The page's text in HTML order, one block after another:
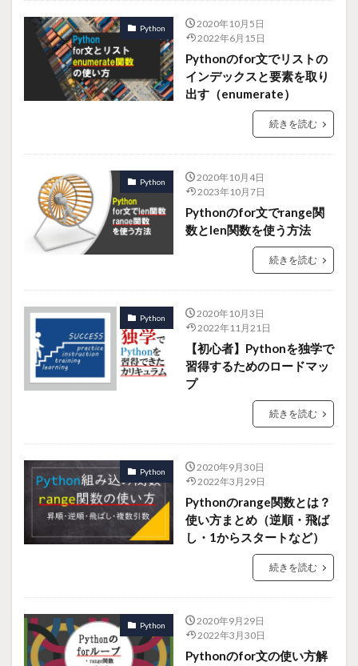
Python
2020年10月5日
2022年6月15日
Pythonのfor文でリストの
インデックスと要素を取り
出す（enumerate）
続きを読む
Python
2020年10月4日
2023年10月7日
Pythonのfor文でrange関
数とlen関数を使う方法
続きを読む
Python
2020年10月3日
2022年11月21日
【初心者】Pythonを独学で
習得するためのロードマッ
プ
続きを読む
Python
2020年9月30日
2022年3月29日
Pythonのrange関数とは？
使い方まとめ（逆順・飛ば
し・1からスタートなど）
続きを読む
Python
2020年9月29日
2022年3月30日
Pythonのfor文の使い方解